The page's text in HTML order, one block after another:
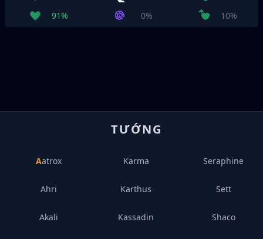
91%
0% 10%
TƯỚNG
Aatrox
Ahri
Akali
Karma
Karthus
Kassadin
Seraphine
Sett
Shaco